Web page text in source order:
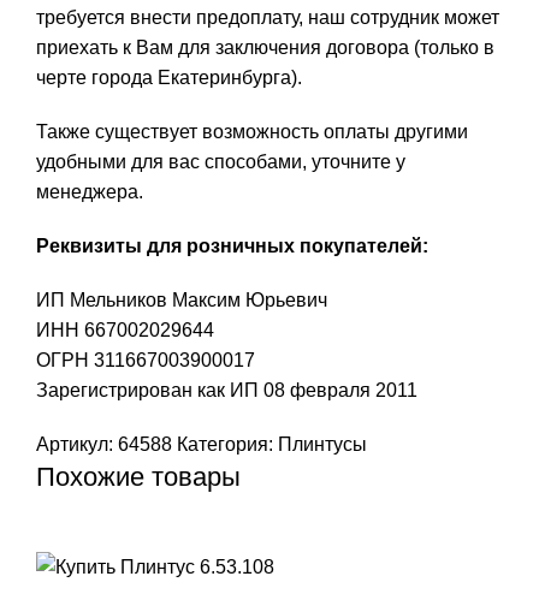
требуется внести предоплату, наш сотрудник может
приехать к Вам для заключения договора (только в
черте города Екатеринбурга).
Также существует возможность оплаты другими
удобными для вас способами, уточните у
менеджера.
Реквизиты для розничных покупателей:
ИП Мельников Максим Юрьевич
ИНН 667002029644
ОГРН 311667003900017
Зарегистрирован как ИП 08 февраля 2011
Артикул: 64588 Категория: Плинтусы
Похожие товары